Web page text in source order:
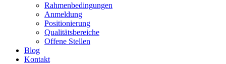
Rahmenbedingungen
Anmeldung
Positionierung
Qualitätsbereiche
Offene Stellen
Blog
Kontakt